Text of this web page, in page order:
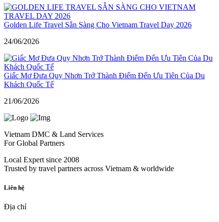
Golden Life Travel Sẵn Sàng Cho Vietnam Travel Day 2026
24/06/2026
Giấc Mơ Đưa Quy Nhơn Trở Thành Điểm Đến Ưu Tiên Của Du
Khách Quốc Tế
21/06/2026
Vietnam DMC & Land Services
For Global Partners
Local Expert since 2008
Trusted by travel partners across Vietnam & worldwide
Liên hệ
Địa chỉ